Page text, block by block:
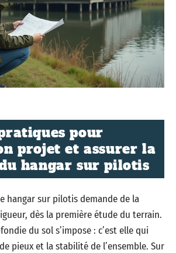
pour
projet et assurer la
hangar sur pilotis
hangar sur pilotis demande de la
dès la première étude du terrain.
du sol s’impose : c’est elle qui
pieux et la stabilité de l’ensemble. Sur